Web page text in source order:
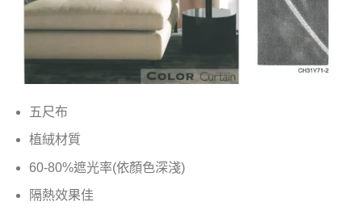
五尺布
植絨材質
60-80%遮光率(依顏色深淺)
隔熱效果佳